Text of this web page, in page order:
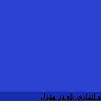
اندازي بلع در منزل